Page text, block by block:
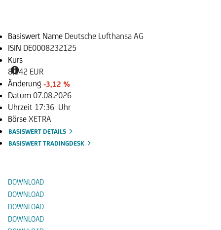
Basiswert Name Deutsche Lufthansa AG
ISIN DE0008232125
Kurs
8,342 EUR
Änderung -3,12 %
Datum 07.08.2026
Uhrzeit 17:36 Uhr
Börse XETRA
BASISWERT DETAILS
BASISWERT TRADINGDESK
DOWNLOAD
DOWNLOAD
DOWNLOAD
DOWNLOAD